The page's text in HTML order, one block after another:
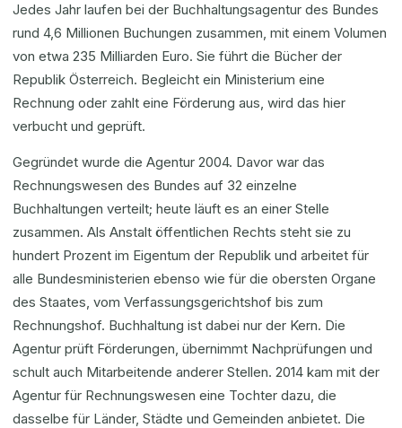
Jedes Jahr laufen bei der Buchhaltungsagentur des Bundes
rund 4,6 Millionen Buchungen zusammen, mit einem Volumen
von etwa 235 Milliarden Euro. Sie führt die Bücher der
Republik Österreich. Begleicht ein Ministerium eine
Rechnung oder zahlt eine Förderung aus, wird das hier
verbucht und geprüft.
Gegründet wurde die Agentur 2004. Davor war das
Rechnungswesen des Bundes auf 32 einzelne
Buchhaltungen verteilt; heute läuft es an einer Stelle
zusammen. Als Anstalt öffentlichen Rechts steht sie zu
hundert Prozent im Eigentum der Republik und arbeitet für
alle Bundesministerien ebenso wie für die obersten Organe
des Staates, vom Verfassungsgerichtshof bis zum
Rechnungshof. Buchhaltung ist dabei nur der Kern. Die
Agentur prüft Förderungen, übernimmt Nachprüfungen und
schult auch Mitarbeitende anderer Stellen. 2014 kam mit der
Agentur für Rechnungswesen eine Tochter dazu, die
dasselbe für Länder, Städte und Gemeinden anbietet. Die